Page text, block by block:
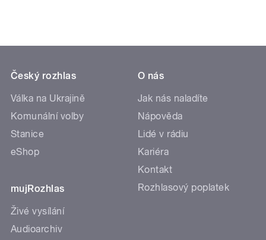
Český rozhlas
Válka na Ukrajině
Komunální volby
Stanice
eShop
mujRozhlas
Živé vysílání
Audioarchiv
O nás
Jak nás naladíte
Nápověda
Lidé v rádiu
Kariéra
Kontakt
Rozhlasový poplatek